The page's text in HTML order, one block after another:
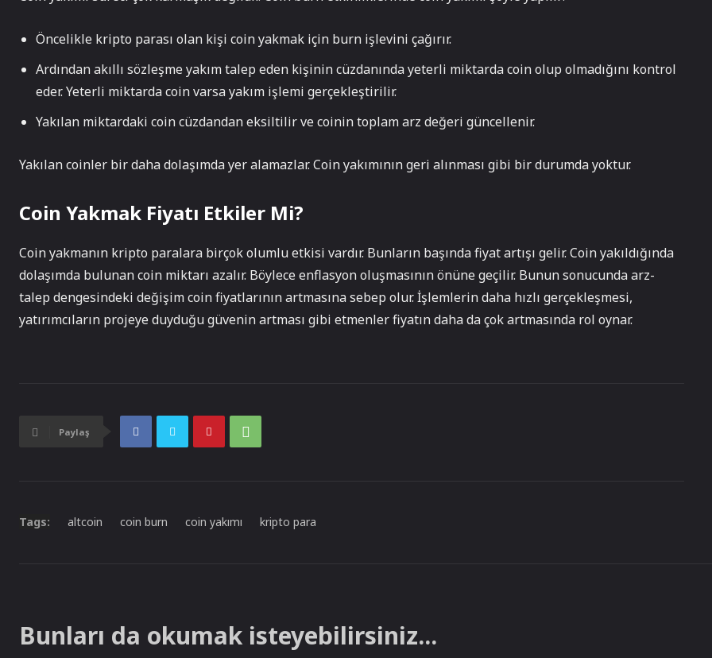
Öncelikle kripto parası olan kişi coin yakmak için burn işlevini çağırır.
Ardından akıllı sözleşme yakım talep eden kişinin cüzdanında yeterli miktarda coin olup olmadığını kontrol
eder. Yeterli miktarda coin varsa yakım işlemi gerçekleştirilir.
Yakılan miktardaki coin cüzdandan eksiltilir ve coinin toplam arz değeri güncellenir.
Yakılan coinler bir daha dolaşımda yer alamazlar. Coin yakımının geri alınması gibi bir durumda yoktur.
Coin Yakmak Fiyatı Etkiler Mi?
Coin yakmanın kripto paralara birçok olumlu etkisi vardır. Bunların başında fiyat artışı gelir. Coin yakıldığında
dolaşımda bulunan coin miktarı azalır. Böylece enflasyon oluşmasının önüne geçilir. Bunun sonucunda arz-
talep dengesindeki değişim coin fiyatlarının artmasına sebep olur. İşlemlerin daha hızlı gerçekleşmesi,
yatırımcıların projeye duyduğu güvenin artması gibi etmenler fiyatın daha da çok artmasında rol oynar.
Paylaş
Tags: altcoin coin burn coin yakımı kripto para
Bunları da okumak isteyebilirsiniz...